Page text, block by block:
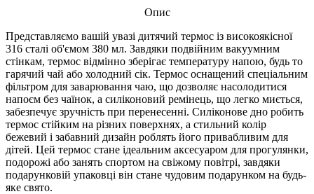
Опис
Представляємо вашій увазі дитячий термос із високоякісної
316 сталі об'ємом 380 мл. Завдяки подвійним вакуумним
стінкам, термос відмінно зберігає температуру напою, будь то
гарячий чай або холодний сік. Термос оснащений спеціальним
фільтром для заварювання чаю, що дозволяє насолодитися
напоєм без чаїнок, а силіконовий ремінець, що легко миється,
забезпечує зручність при перенесенні. Силіконове дно робить
термос стійким на різних поверхнях, а стильний колір
бежевий і забавний дизайн роблять його привабливим для
дітей. Цей термос стане ідеальним аксесуаром для прогулянки,
подорожі або занять спортом на свіжому повітрі, завдяки
подарунковій упаковці він стане чудовим подарунком на будь-
яке свято.